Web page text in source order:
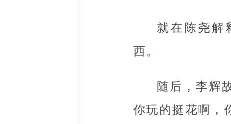
就在陈尧解
西。
随后，李辉
你玩的挺花啊，